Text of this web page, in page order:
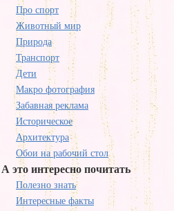
Про спорт
Животный мир
Природа
Транспорт
Дети
Макро фотография
Забавная реклама
Историческое
Архитектура
Обои на рабочий стол
А это интересно почитать
Полезно знать
Интересные факты